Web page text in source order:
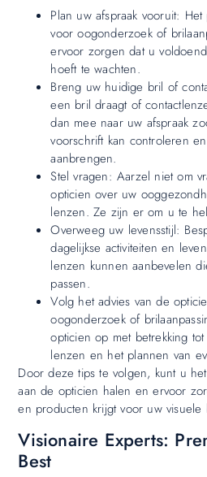
Plan uw afspraak vooruit:
voor oogonderzoek of
ervoor zorgen dat u
hoeft te wachten.
Breng uw huidige bril of
een bril draagt of
dan mee naar uw afspraak
voorschrift kan controleren
aanbrengen.
Stel vragen: Aarzel niet om
opticien over uw
lenzen. Ze zijn er om u te
Overweeg uw levensstijl:
dagelijkse activiteiten en
lenzen kunnen aanbevelen
passen.
Volg het advies van de
oogonderzoek of
opticien op met betrekking
lenzen en het plannen van
Door deze tips te volgen, kunt u
aan de opticien halen en ervoor
en producten krijgt voor uw visuele
Visionaire Experts:
Best